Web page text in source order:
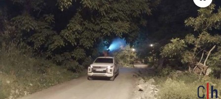
Hakkari Haber
İLGİNÇ HABERLER
KADIN
KÜLTÜR SANAT